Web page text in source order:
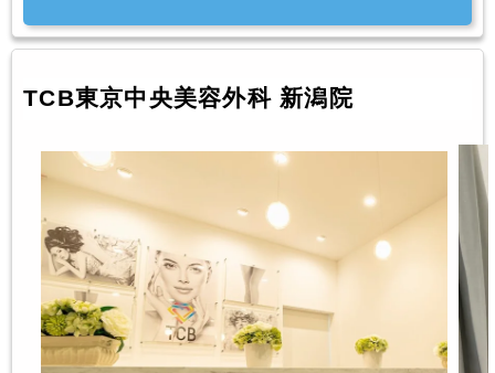
TCB東京中央美容外科 新潟院